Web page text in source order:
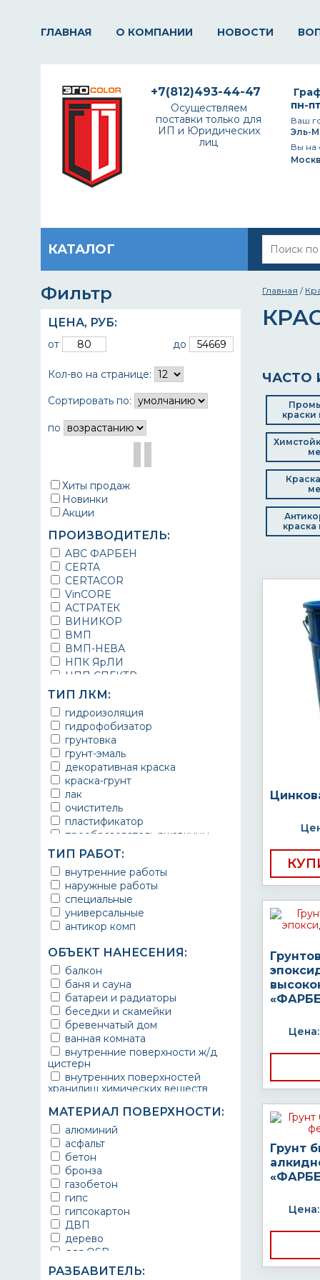
ГЛАВНАЯ О КОМПАНИИ НОВОСТИ
пн-
Ваш
Эль-
Вы на
+7(812)493-44-47
Осуществляем
поставки только для
ИП и Юридических
лиц
КАТАЛОГ
Фильтр
ЦЕНА, РУБ:
от до
Кол-во на странице:
Сортировать по:
по
Хиты продаж
Новинки
Акции
ПРОИЗВОДИТЕЛЬ:
ABC ФАРБЕН
CERTA
CERTACOR
VinCORE
АСТРАТЕК
ВИНИКОР
ВМП
ВМП-НЕВА
НПК ЯрЛИ
НПП СПЕКТР
НПФ ЭМАЛЬ
ТЕРМА
УРЕПЛЕН
ТИП ЛКМ:
гидроизоляция
гидрофобизатор
грунтовка
грунт-эмаль
декоративная краска
краска-грунт
лак
очиститель
пластификатор
преобразователь ржавчины
эмаль
Краска
Покрытие
грунт эмаль
защитное покрытие
ТИП РАБОТ:
внутренние работы
наружные работы
специальные
универсальные
антикор комп
ОБЪЕКТ НАНЕСЕНИЯ:
балкон
баня и сауна
батареи и радиаторы
беседки и скамейки
бревенчатый дом
ванная комната
внутренние поверхности ж/д
цистерн
внутренних поверхностей
хранилищ химических веществ
ворота
выхлопные системы
автомобилей
газопроводы
гараж
гидротехнические сооружения
городской транспорт
грузовые вагоны
двери металлические
детали двигателей
детали машин
для автомобилей
МАТЕРИАЛ ПОВЕРХНОСТИ:
алюминий
асфальт
бетон
бронза
газобетон
гипс
гипсокартон
ДВП
дерево
для OSB
для бетона
РАЗБАВИТЕЛЬ:
Главная /
ЧАСТО
краски
краска
Цена:
Грунт
Цена: